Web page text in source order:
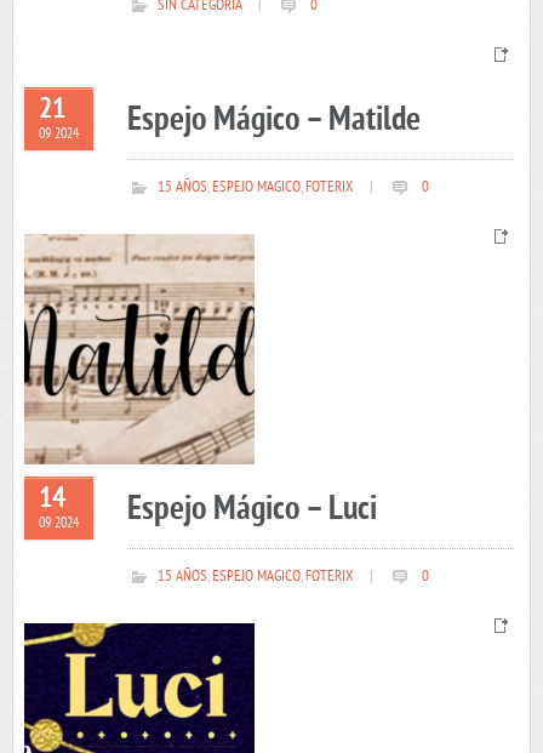
SIN CATEGORÍA 0
21
09 2024 Espejo Mágico – Matilde
15 AÑOS,ESPEJO MAGICO,FOTERIX 0
14
09 2024 Espejo Mágico – Luci
15 AÑOS,ESPEJO MAGICO,FOTERIX 0